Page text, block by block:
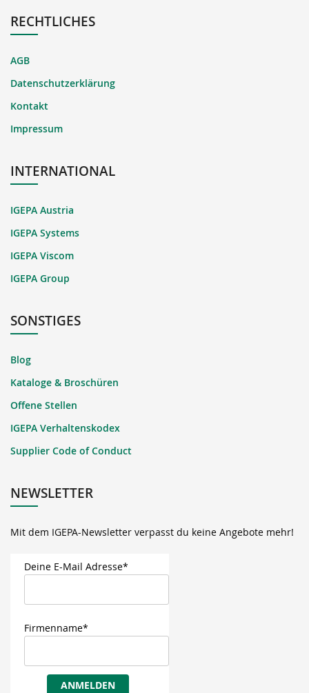
RECHTLICHES
AGB
Datenschutzerklärung
Kontakt
Impressum
INTERNATIONAL
IGEPA Austria
IGEPA Systems
IGEPA Viscom
IGEPA Group
SONSTIGES
Blog
Kataloge & Broschüren
Offene Stellen
IGEPA Verhaltenskodex
Supplier Code of Conduct
NEWSLETTER
Mit dem IGEPA-Newsletter verpasst du keine Angebote mehr!
Deine E-Mail Adresse*
Firmenname*
ANMELDEN